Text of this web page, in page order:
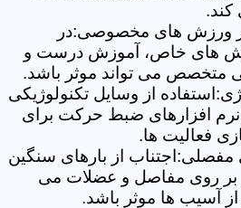
ورزش های مخصوصی:در
های خاص، آموزش درست و
متخصص می تواند موثر باشد.
از وسایل تکنولوژیکی
نرم افزارهای ضبط حرکت برای
فعالیت ها.
مفصلی:اجتناب از بارهای سنگین
بر روی مفاصل و عضلات می
از آسیب ها موثر باشد.